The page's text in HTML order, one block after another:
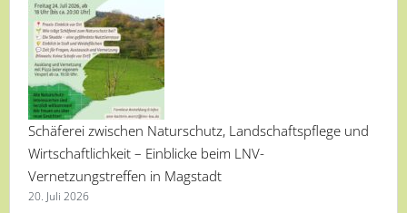
Schäferei zwischen Naturschutz, Landschaftspflege und
Wirtschaftlichkeit – Einblicke beim LNV-
Vernetzungstreffen in Magstadt
20. Juli 2026